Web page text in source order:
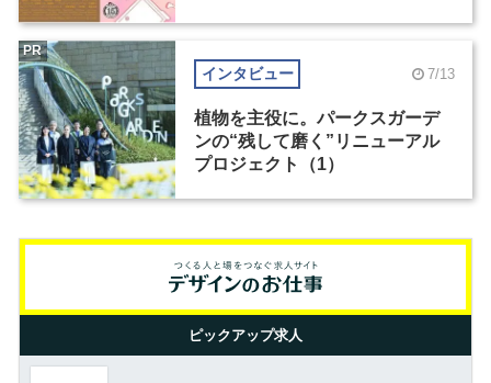
インタビュー 7/13
植物を主役に。パークスガーデ
ンの“残して磨く”リニューアル
プロジェクト（1）
PR
ピックアップ求人